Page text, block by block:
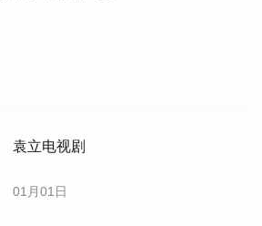
袁立电视剧
01月01日